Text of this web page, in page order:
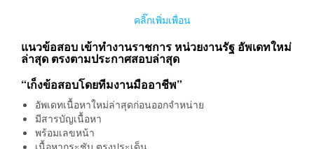
คลิ๊กเพิ่มเพื่อน
แนวข้อสอบ เข้าทำงานราชการ หน่วยงานรัฐ อัพเดทใหม่
ล่าสุด ตรงตามประกาศสอบล่าสุด
“เก็งข้อสอบโดยทีมงานมืออาชีพ”
อัพเดทเนื้อหาใหม่ล่าสุดก่อนออกจำหน่าย
มีสารบัญเนื้อหา
พร้อมเลขหน้า
เนื้อหากระชับ ตรงประเด็น